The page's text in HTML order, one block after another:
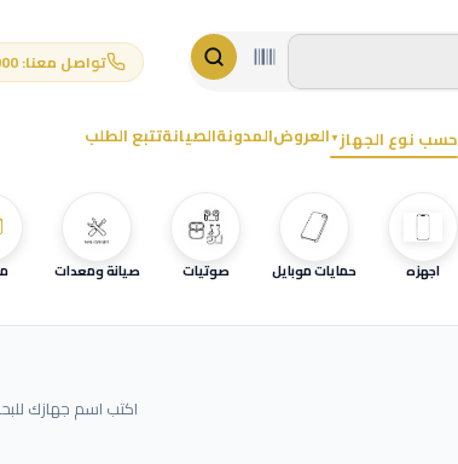
تواصل معنا: 0598748000
حسب نوع الجهاز ▼العروضالمدونةالصيانةتتبع الطلب
اجهزه حمايات موبايل صوتيات صيانة ومعدات
اكتب اسم جهازك